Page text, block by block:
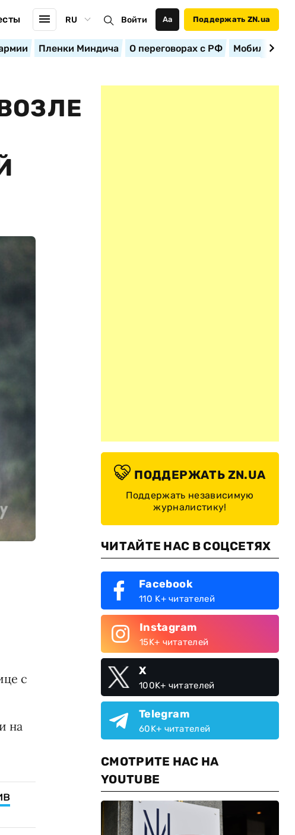
RU Войти Аа Поддержать ZN.ua
Пленки Миндича О переговорах с РФ
с
на
ПОДДЕРЖАТЬ ZN.UA
Поддержать независимую
журналистику!
ЧИТАЙТЕ НАС В СОЦСЕТЯХ
Facebook
110 K+ читателей
Instagram
15K+ читателей
X
100K+ читателей
Telegram
60K+ читателей
СМОТРИТЕ НАС НА
YOUTUBE